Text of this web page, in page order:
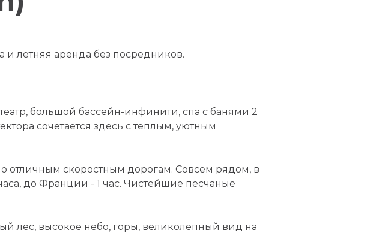
и летняя аренда без посредников.
большой бассейн-инфинити, спа с банями 2
сочетается здесь с теплым, уютным
отличным скоростным дорогам. Совсем рядом, в
до Франции - 1 час. Чистейшие песчаные
лес, высокое небо, горы, великолепный вид на